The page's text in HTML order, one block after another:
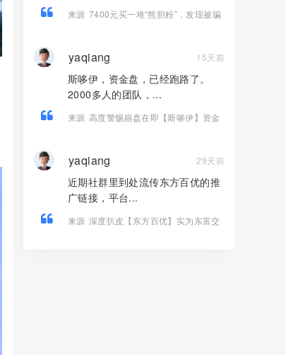
来源 7400元买一堆“熊胆粉”，发现被骗
yaqiang 15天前
斯哆伊，资金盘，已经跑路了。
2000多人的团队，...
来源 高度警惕崩盘在即【斯哆伊】资金
yaqiang 29天前
近期社群里到处流传东方百优的推
广链接，平台...
来源 深度扒皮【东方百优】实为东富交